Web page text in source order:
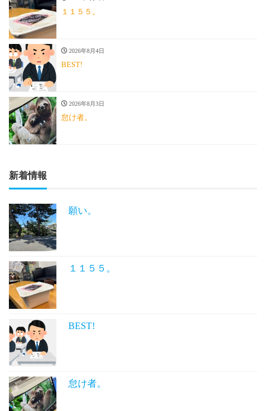
１１５５。
2026年8月4日
BEST!
2026年8月3日
怠け者。
新着情報
願い。
１１５５。
BEST!
怠け者。